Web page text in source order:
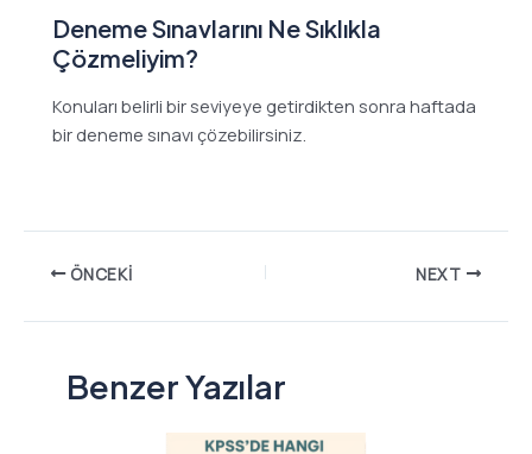
Deneme Sınavlarını Ne Sıklıkla
Çözmeliyim?
Konuları belirli bir seviyeye getirdikten sonra haftada
bir deneme sınavı çözebilirsiniz.
ÖNCEKI NEXT
Benzer Yazılar